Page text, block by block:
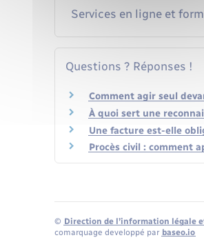
Services en ligne et
Questions ? Réponses !
Comment agir seul
À quoi sert une
Une facture est-elle
Procès civil : comment
© Direction de l’information légale
comarquage developpé par baseo.io